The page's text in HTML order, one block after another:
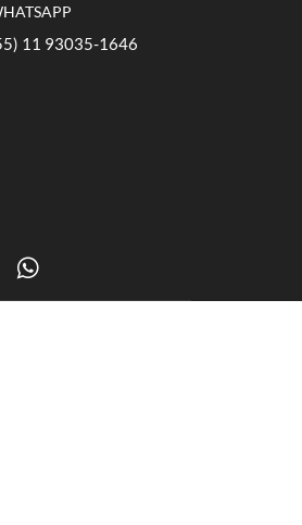
11 93035-1646
Whatsapp